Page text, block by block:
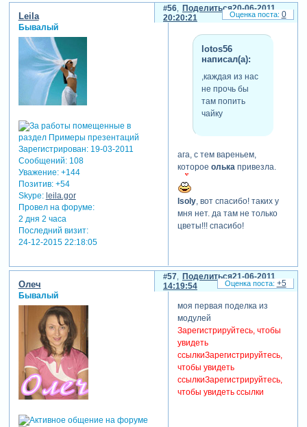
Поделиться
56
20-06-2011
20:20:21
Leila
Бывалый
Зарегистрирован: 19-03-2011
Сообщений:108
Уважение: +144
Позитив: +54
Skype: leila.gor
Провел на форуме:
2 дня 2 часа
Последний визит:
24-12-2015 22:18:05
lotos56
написал(а):
,каждая из нас
не прочь бы
там попить
чайку
ага, с тем вареньем,
которое олькапривезла.
lsoly, вот спасибо! таких у
мня нет. да там не только
цветы!!! спасибо!
0
Поделиться
57
21-06-2011
14:19:54
Олеч
Бывалый
моя первая поделка из
модулей
Зарегистрируйтесь, чтобы
увидеть
ссылкиЗарегистрируйтесь,
чтобы увидеть
ссылкиЗарегистрируйтесь,
чтобы увидеть ссылки
+5